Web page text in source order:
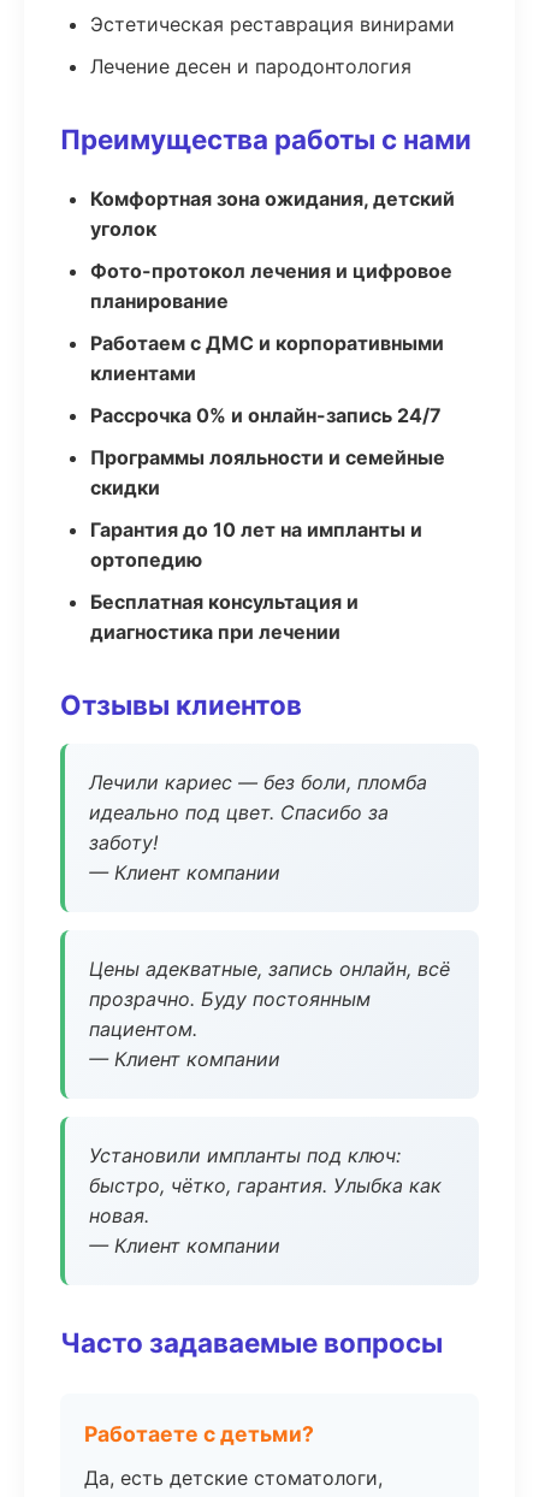
Эстетическая реставрация винирами
Лечение десен и пародонтология
Преимущества работы с нами
Комфортная зона ожидания, детский
уголок
Фото-протокол лечения и цифровое
планирование
Работаем с ДМС и корпоративными
клиентами
Рассрочка 0% и онлайн-запись 24/7
Программы лояльности и семейные
скидки
Гарантия до 10 лет на импланты и
ортопедию
Бесплатная консультация и
диагностика при лечении
Отзывы клиентов
Лечили кариес — без боли, пломба
идеально под цвет. Спасибо за
заботу!
— Клиент компании
Цены адекватные, запись онлайн, всё
прозрачно. Буду постоянным
пациентом.
— Клиент компании
Установили импланты под ключ:
быстро, чётко, гарантия. Улыбка как
новая.
— Клиент компании
Часто задаваемые вопросы
Работаете с детьми?
Да, есть детские стоматологи,